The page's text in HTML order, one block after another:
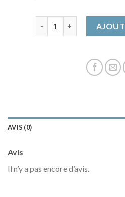
AVIS (0)
Avis
Il n’y a pas encore d’avis.